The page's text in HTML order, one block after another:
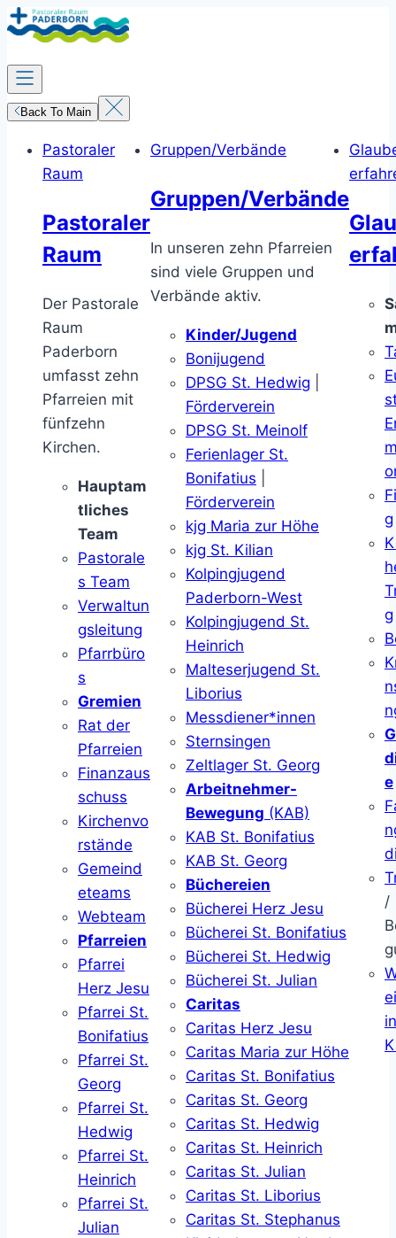
Zum
Inhalt
springen
Back To Main
Pastoraler
Raum
Pastoraler
Raum
Der Pastorale
Raum
Paderborn
umfasst zehn
Pfarreien mit
fünfzehn
Kirchen.
Hauptam
tliches
Team
Pastorale
s Team
Verwaltun
gsleitung
Pfarrbüro
s
Gremien
Rat der
Pfarreien
Finanzaus
schuss
Kirchenvo
rstände
Gemeind
eteams
Webteam
Pfarreien
Pfarrei
Herz Jesu
Pfarrei St.
Bonifatius
Pfarrei St.
Georg
Pfarrei St.
Hedwig
Pfarrei St.
Heinrich
Pfarrei St.
Julian
Gruppen/Verbände
Gruppen/Verbände
In unseren zehn Pfarreien
sind viele Gruppen und
Verbände aktiv.
Kinder/Jugend
Bonijugend
DPSG St. Hedwig
Förderverein
DPSG St. Meinolf
Ferienlager St.
Bonifatius
Förderverein
kjg Maria zur Höhe
kjg St. Kilian
Kolpingjugend
Paderborn-West
Kolpingjugend St.
Heinrich
Malteserjugend St.
Liborius
Messdiener*innen
Sternsingen
Zeltlager St. Georg
Arbeitnehmer-
Bewegung (KAB)
KAB St. Bonifatius
KAB St. Georg
Büchereien
Bücherei Herz Jesu
Bücherei St. Bonifatius
Bücherei St. Hedwig
Bücherei St. Julian
Caritas
Caritas Herz Jesu
Caritas Maria zur Höhe
Caritas St. Bonifatius
Caritas St. Georg
Caritas St. Hedwig
Caritas St. Heinrich
Caritas St. Julian
Caritas St. Liborius
Caritas St. Stephanus
g
g
e
/